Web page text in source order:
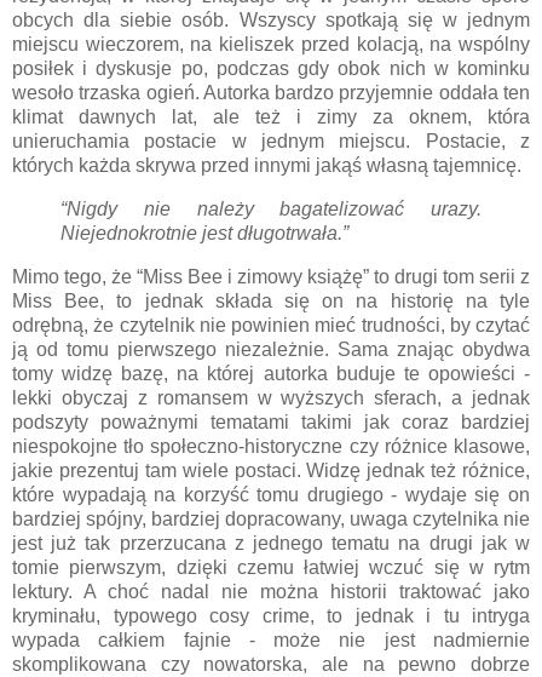
obcych dla siebie osób. Wszyscy spotkają się w jednym
miejscu wieczorem, na kieliszek przed kolacją, na wspólny
posiłek i dyskusje po, podczas gdy obok nich w kominku
wesoło trzaska ogień. Autorka bardzo przyjemnie oddała ten
klimat dawnych lat, ale też i zimy za oknem, która
unieruchamia postacie w jednym miejscu. Postacie, z
których każda skrywa przed innymi jakąś własną tajemnicę.
“Nigdy nie należy bagatelizować urazy.
Niejednokrotnie jest długotrwała.”
Mimo tego, że “Miss Bee i zimowy książę” to drugi tom serii z
Miss Bee, to jednak składa się on na historię na tyle
odrębną, że czytelnik nie powinien mieć trudności, by czytać
ją od tomu pierwszego niezależnie. Sama znając obydwa
tomy widzę bazę, na której autorka buduje te opowieści -
lekki obyczaj z romansem w wyższych sferach, a jednak
podszyty poważnymi tematami takimi jak coraz bardziej
niespokojne tło społeczno-historyczne czy różnice klasowe,
jakie prezentuj tam wiele postaci. Widzę jednak też różnice,
które wypadają na korzyść tomu drugiego - wydaje się on
bardziej spójny, bardziej dopracowany, uwaga czytelnika nie
jest już tak przerzucana z jednego tematu na drugi jak w
tomie pierwszym, dzięki czemu łatwiej wczuć się w rytm
lektury. A choć nadal nie można historii traktować jako
kryminału, typowego cosy crime, to jednak i tu intryga
wypada całkiem fajnie - może nie jest nadmiernie
skomplikowana czy nowatorska, ale na pewno dobrze